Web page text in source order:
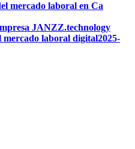
mercado laboral en Ca
JANZZ.technology
mercado laboral digital2025-